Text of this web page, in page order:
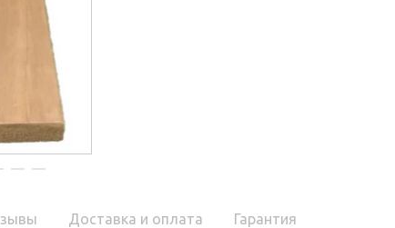
Доставка и оплата Гарантия